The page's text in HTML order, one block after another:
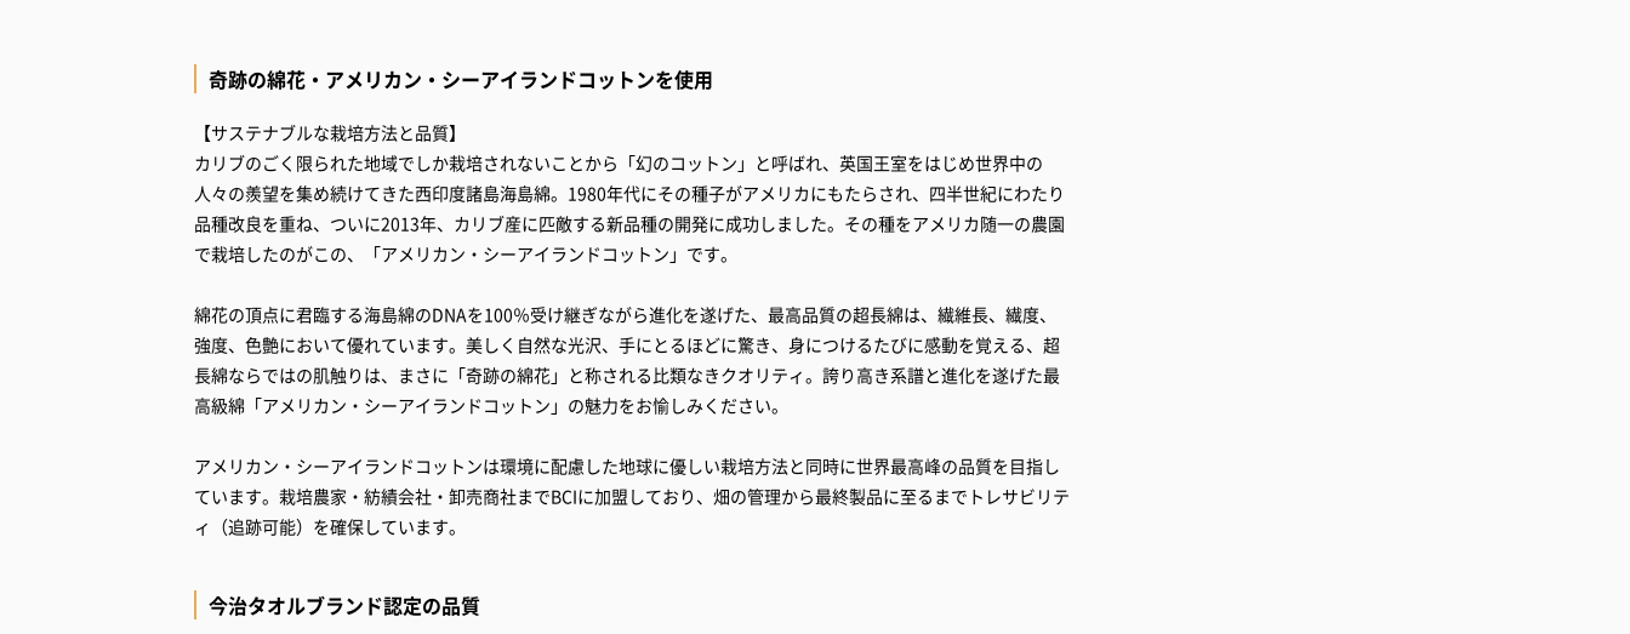
奇跡の綿花・アメリカン・シーアイランドコットンを使用
【サステナブルな栽培方法と品質】
カリブのごく限られた地域でしか栽培されないことから「幻のコットン」と呼ばれ、英国王室をはじめ世界中の
人々の羨望を集め続けてきた西印度諸島海島綿。1980年代にその種子がアメリカにもたらされ、四半世紀にわたり
品種改良を重ね、ついに2013年、カリブ産に匹敵する新品種の開発に成功しました。その種をアメリカ随一の農園
で栽培したのがこの、「アメリカン・シーアイランドコットン」です。
綿花の頂点に君臨する海島綿のDNAを100％受け継ぎながら進化を遂げた、最高品質の超長綿は、繊維長、繊度、
強度、色艶において優れています。美しく自然な光沢、手にとるほどに驚き、身につけるたびに感動を覚える、超
長綿ならではの肌触りは、まさに「奇跡の綿花」と称される比類なきクオリティ。誇り高き系譜と進化を遂げた最
高級綿「アメリカン・シーアイランドコットン」の魅力をお愉しみください。
アメリカン・シーアイランドコットンは環境に配慮した地球に優しい栽培方法と同時に世界最高峰の品質を目指し
ています。栽培農家・紡績会社・卸売商社までBCIに加盟しており、畑の管理から最終製品に至るまでトレサビリテ
ィ（追跡可能）を確保しています。
今治タオルブランド認定の品質